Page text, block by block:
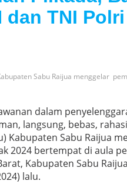
dan TNI
Sabu Raijua menggelar
dalam
langsung, bebas,
Kabupaten Sabu Raijua
2024 bertempat di aula
Kabupaten Sabu
lalu.